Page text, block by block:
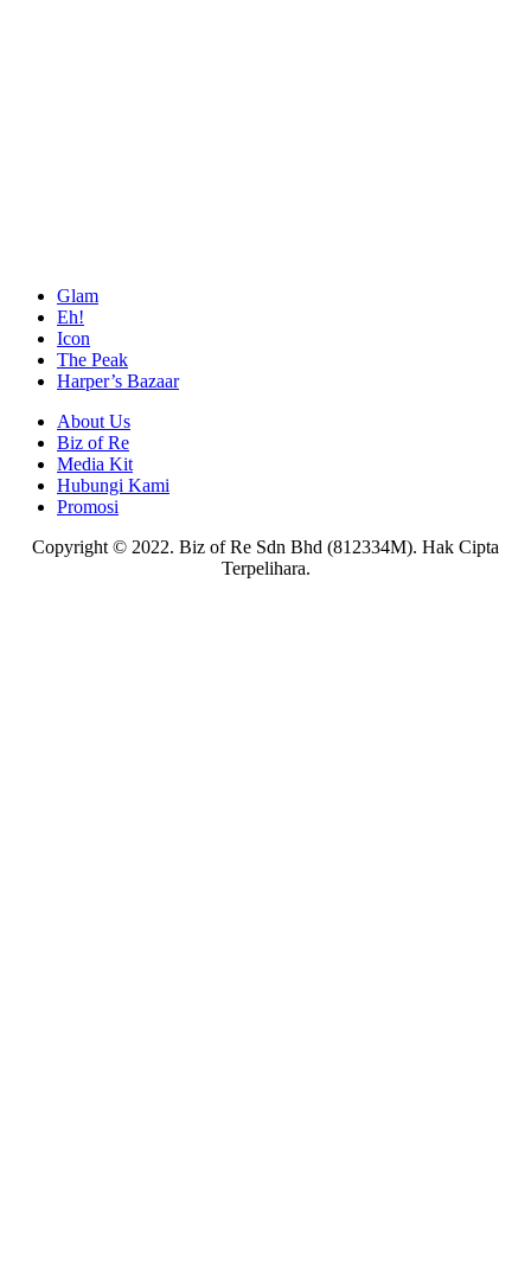
Glam
Eh!
Icon
The Peak
Harper’s Bazaar
About Us
Biz of Re
Media Kit
Hubungi Kami
Promosi
Copyright © 2022. Biz of Re Sdn Bhd (812334M). Hak Cipta
Terpelihara.